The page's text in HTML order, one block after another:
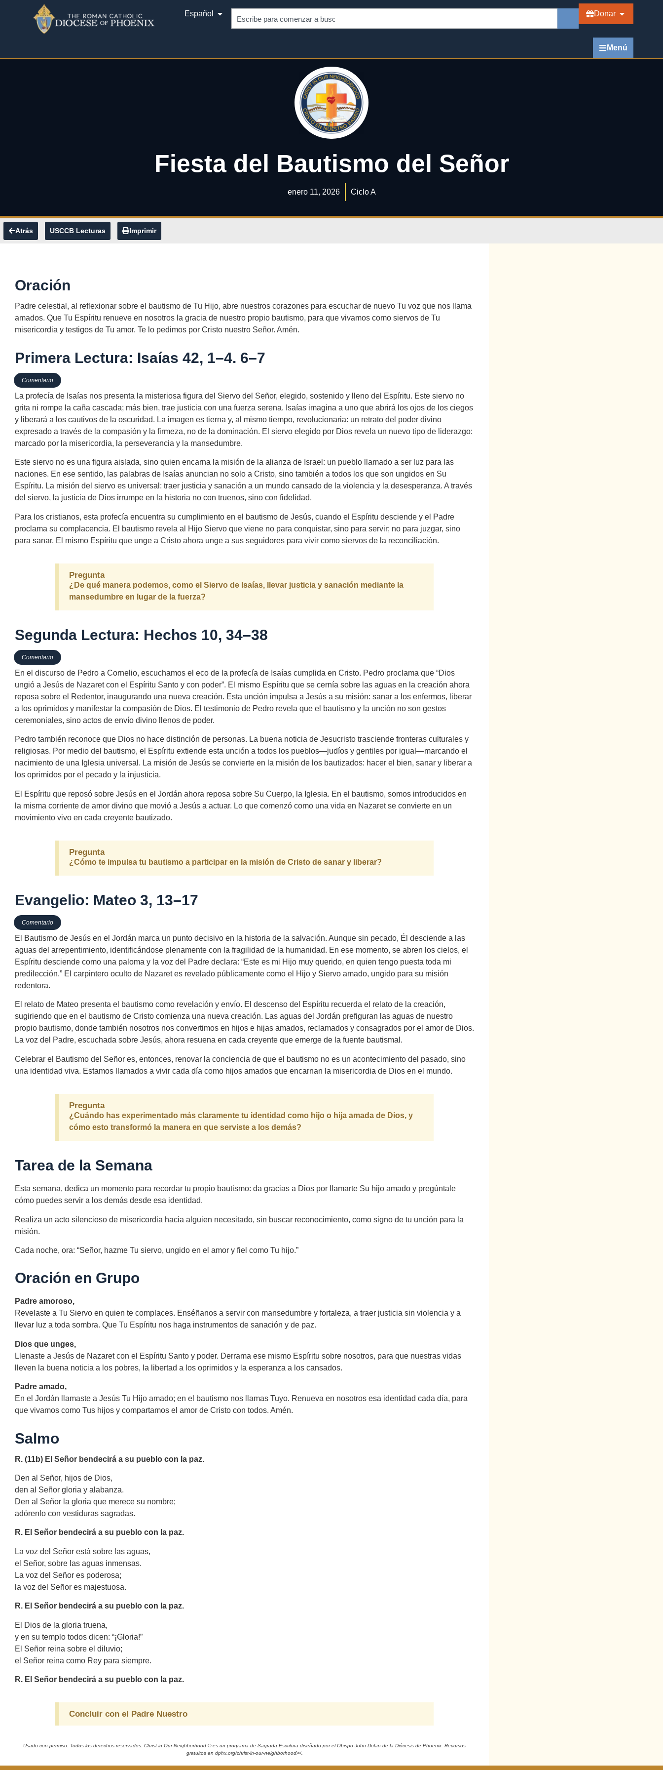
Español Donar
Menú
Fiesta del Bautismo del Señor
enero 11, 2026 Ciclo A
Atrás USCCB Lecturas Imprimir
Oración
Padre celestial, al reflexionar sobre el bautismo de Tu Hijo, abre nuestros corazones para escuchar de nuevo Tu voz que nos llama
amados. Que Tu Espíritu renueve en nosotros la gracia de nuestro propio bautismo, para que vivamos como siervos de Tu
misericordia y testigos de Tu amor. Te lo pedimos por Cristo nuestro Señor. Amén.
Primera Lectura: Isaías 42, 1–4. 6–7
Comentario
La profecía de Isaías nos presenta la misteriosa figura del Siervo del Señor, elegido, sostenido y lleno del Espíritu. Este siervo no
grita ni rompe la caña cascada; más bien, trae justicia con una fuerza serena. Isaías imagina a uno que abrirá los ojos de los ciegos
y liberará a los cautivos de la oscuridad. La imagen es tierna y, al mismo tiempo, revolucionaria: un retrato del poder divino
expresado a través de la compasión y la firmeza, no de la dominación. El siervo elegido por Dios revela un nuevo tipo de liderazgo:
marcado por la misericordia, la perseverancia y la mansedumbre.
Este siervo no es una figura aislada, sino quien encarna la misión de la alianza de Israel: un pueblo llamado a ser luz para las
naciones. En ese sentido, las palabras de Isaías anuncian no solo a Cristo, sino también a todos los que son ungidos en Su
Espíritu. La misión del siervo es universal: traer justicia y sanación a un mundo cansado de la violencia y la desesperanza. A través
del siervo, la justicia de Dios irrumpe en la historia no con truenos, sino con fidelidad.
Para los cristianos, esta profecía encuentra su cumplimiento en el bautismo de Jesús, cuando el Espíritu desciende y el Padre
proclama su complacencia. El bautismo revela al Hijo Siervo que viene no para conquistar, sino para servir; no para juzgar, sino
para sanar. El mismo Espíritu que unge a Cristo ahora unge a sus seguidores para vivir como siervos de la reconciliación.
Pregunta
¿De qué manera podemos, como el Siervo de Isaías, llevar justicia y sanación mediante la
mansedumbre en lugar de la fuerza?
Segunda Lectura: Hechos 10, 34–38
Comentario
En el discurso de Pedro a Cornelio, escuchamos el eco de la profecía de Isaías cumplida en Cristo. Pedro proclama que “Dios
ungió a Jesús de Nazaret con el Espíritu Santo y con poder”. El mismo Espíritu que se cernía sobre las aguas en la creación ahora
reposa sobre el Redentor, inaugurando una nueva creación. Esta unción impulsa a Jesús a su misión: sanar a los enfermos, liberar
a los oprimidos y manifestar la compasión de Dios. El testimonio de Pedro revela que el bautismo y la unción no son gestos
ceremoniales, sino actos de envío divino llenos de poder.
Pedro también reconoce que Dios no hace distinción de personas. La buena noticia de Jesucristo trasciende fronteras culturales y
religiosas. Por medio del bautismo, el Espíritu extiende esta unción a todos los pueblos—judíos y gentiles por igual—marcando el
nacimiento de una Iglesia universal. La misión de Jesús se convierte en la misión de los bautizados: hacer el bien, sanar y liberar a
los oprimidos por el pecado y la injusticia.
El Espíritu que reposó sobre Jesús en el Jordán ahora reposa sobre Su Cuerpo, la Iglesia. En el bautismo, somos introducidos en
la misma corriente de amor divino que movió a Jesús a actuar. Lo que comenzó como una vida en Nazaret se convierte en un
movimiento vivo en cada creyente bautizado.
Pregunta
¿Cómo te impulsa tu bautismo a participar en la misión de Cristo de sanar y liberar?
Evangelio: Mateo 3, 13–17
Comentario
El Bautismo de Jesús en el Jordán marca un punto decisivo en la historia de la salvación. Aunque sin pecado, Él desciende a las
aguas del arrepentimiento, identificándose plenamente con la fragilidad de la humanidad. En ese momento, se abren los cielos, el
Espíritu desciende como una paloma y la voz del Padre declara: “Este es mi Hijo muy querido, en quien tengo puesta toda mi
predilección.” El carpintero oculto de Nazaret es revelado públicamente como el Hijo y Siervo amado, ungido para su misión
redentora.
El relato de Mateo presenta el bautismo como revelación y envío. El descenso del Espíritu recuerda el relato de la creación,
sugiriendo que en el bautismo de Cristo comienza una nueva creación. Las aguas del Jordán prefiguran las aguas de nuestro
propio bautismo, donde también nosotros nos convertimos en hijos e hijas amados, reclamados y consagrados por el amor de Dios.
La voz del Padre, escuchada sobre Jesús, ahora resuena en cada creyente que emerge de la fuente bautismal.
Celebrar el Bautismo del Señor es, entonces, renovar la conciencia de que el bautismo no es un acontecimiento del pasado, sino
una identidad viva. Estamos llamados a vivir cada día como hijos amados que encarnan la misericordia de Dios en el mundo.
Pregunta
¿Cuándo has experimentado más claramente tu identidad como hijo o hija amada de Dios, y
cómo esto transformó la manera en que serviste a los demás?
Tarea de la Semana
Esta semana, dedica un momento para recordar tu propio bautismo: da gracias a Dios por llamarte Su hijo amado y pregúntale
cómo puedes servir a los demás desde esa identidad.
Realiza un acto silencioso de misericordia hacia alguien necesitado, sin buscar reconocimiento, como signo de tu unción para la
misión.
Cada noche, ora: “Señor, hazme Tu siervo, ungido en el amor y fiel como Tu hijo.”
Oración en Grupo
Padre amoroso,
Revelaste a Tu Siervo en quien te complaces. Enséñanos a servir con mansedumbre y fortaleza, a traer justicia sin violencia y a
llevar luz a toda sombra. Que Tu Espíritu nos haga instrumentos de sanación y de paz.
Dios que unges,
Llenaste a Jesús de Nazaret con el Espíritu Santo y poder. Derrama ese mismo Espíritu sobre nosotros, para que nuestras vidas
lleven la buena noticia a los pobres, la libertad a los oprimidos y la esperanza a los cansados.
Padre amado,
En el Jordán llamaste a Jesús Tu Hijo amado; en el bautismo nos llamas Tuyo. Renueva en nosotros esa identidad cada día, para
que vivamos como Tus hijos y compartamos el amor de Cristo con todos. Amén.
Salmo
R. (11b) El Señor bendecirá a su pueblo con la paz.
Den al Señor, hijos de Dios,
den al Señor gloria y alabanza.
Den al Señor la gloria que merece su nombre;
adórenlo con vestiduras sagradas.
R. El Señor bendecirá a su pueblo con la paz.
La voz del Señor está sobre las aguas,
el Señor, sobre las aguas inmensas.
La voz del Señor es poderosa;
la voz del Señor es majestuosa.
R. El Señor bendecirá a su pueblo con la paz.
El Dios de la gloria truena,
y en su templo todos dicen: “¡Gloria!”
El Señor reina sobre el diluvio;
el Señor reina como Rey para siempre.
R. El Señor bendecirá a su pueblo con la paz.
Concluir con el Padre Nuestro
Usado con permiso. Todos los derechos reservados. Christ in Our Neighborhood © es un programa de Sagrada Escritura diseñado por el Obispo John Dolan de la Diócesis de Phoenix. Recursos
gratuitos en dphx.org/christ-in-our-neighborhood￼.